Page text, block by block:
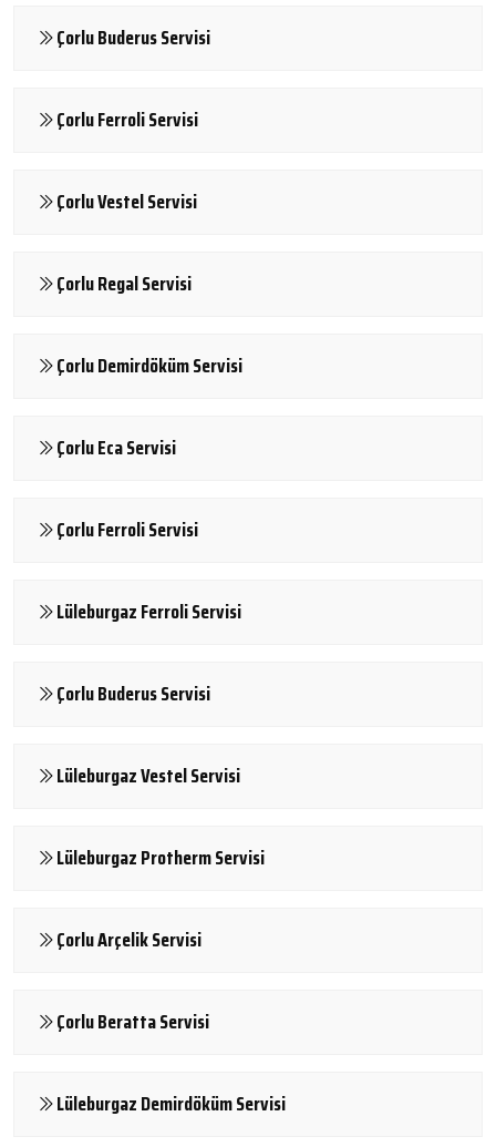
Çorlu Buderus Servisi
Çorlu Ferroli Servisi
Çorlu Vestel Servisi
Çorlu Regal Servisi
Çorlu Demirdöküm Servisi
Çorlu Eca Servisi
Çorlu Ferroli Servisi
Lüleburgaz Ferroli Servisi
Çorlu Buderus Servisi
Lüleburgaz Vestel Servisi
Lüleburgaz Protherm Servisi
Çorlu Arçelik Servisi
Çorlu Beratta Servisi
Lüleburgaz Demirdöküm Servisi